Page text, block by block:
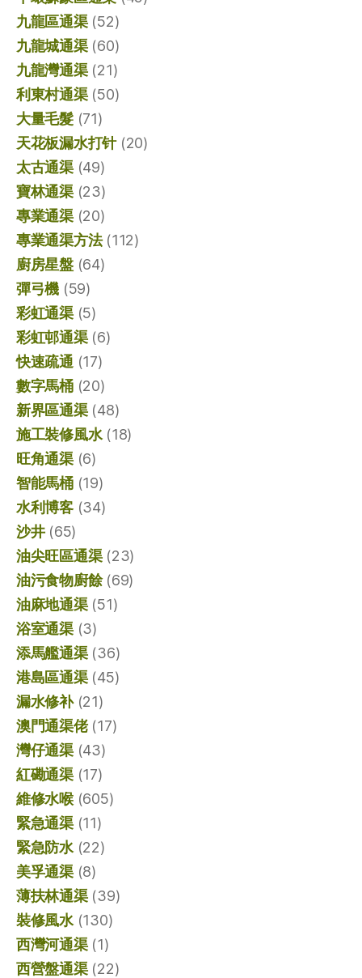
九龍區通渠(52)
九龍城通渠(60)
九龍灣通渠(21)
利東村通渠(50)
大量毛髮(71)
天花板漏水打针(20)
太古通渠(49)
寶林通渠(23)
專業通渠(20)
專業通渠方法(112)
廚房星盤(64)
彈弓機 (59)
彩虹通渠(5)
彩虹邨通渠(6)
快速疏通 (17)
數字馬桶(20)
新界區通渠(48)
施工裝修風水(18)
旺角通渠(6)
智能馬桶(19)
水利博客(34)
沙井(65)
油尖旺區通渠(23)
油污食物廚餘(69)
油麻地通渠(51)
浴室通渠(3)
添馬艦通渠(36)
港島區通渠(45)
漏水修补(21)
澳門通渠佬(17)
灣仔通渠(43)
紅磡通渠(17)
維修水喉(605)
緊急通渠(11)
緊急防水(22)
美孚通渠(8)
薄扶林通渠(39)
裝修風水(130)
西灣河通渠(1)
西營盤通渠(22)